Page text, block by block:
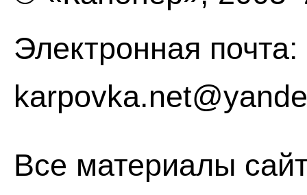
Электронная почта:
Все материалы